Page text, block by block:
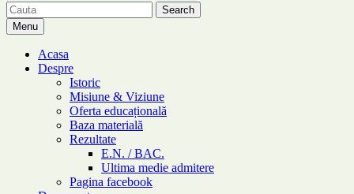
Search
for:Menu
Acasa
Despre
Istoric
Misiune & Viziune
Oferta educațională
Baza materială
Rezultate
E.N. / BAC.
Ultima medie admitere
Pagina facebook